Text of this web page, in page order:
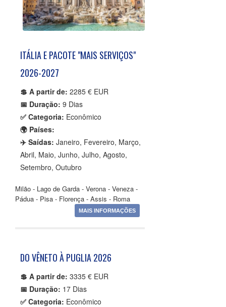
ITÁLIA E PACOTE "MAIS SERVIÇOS"
2026-2027
💲 A partir de: 2285 € EUR
📅 Duração: 9 Dias
✅ Categoria: Econômico
🌍 Países:
✈️ Saídas: Janeiro, Fevereiro, Março,
Abril, Maio, Junho, Julho, Agosto,
Setembro, Outubro
Milão - Lago de Garda - Verona - Veneza -
Pádua - Pisa - Florença - Assis - Roma
MAIS INFORMAÇÕES
DO VÊNETO À PUGLIA 2026
💲 A partir de: 3335 € EUR
📅 Duração: 17 Dias
✅ Categoria: Econômico